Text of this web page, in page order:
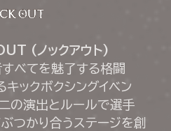
(ノックアウト)
すべてを魅了する格闘
ックボクシングイベン
二の演出とルールで選手
つかり合うステージを創